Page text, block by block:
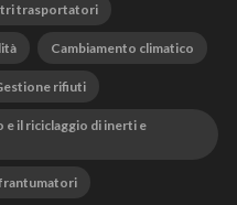
trasportatori
Cambiamento climatico
rifiuti
e il riciclaggio di inerti e